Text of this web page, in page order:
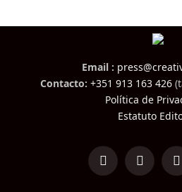
Email :
Contacto: +351 913 163 426
Política de
Estatuto
LinkedInFacebook